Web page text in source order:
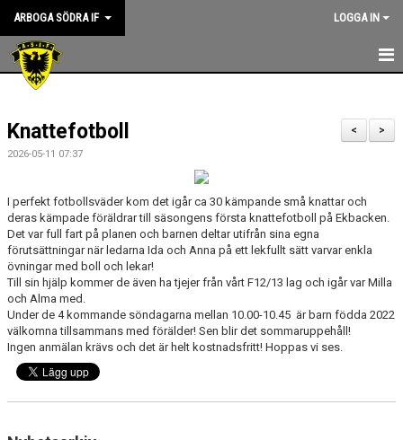
ARBOGA SÖDRA IF LOGGA IN
HEM
KANSLIET
OM KLUBBEN
ASIF RIKTLINJER
STYRELSEN
KONTAKT
SPONSORER
KALENDER
>
<
Knattefotboll
2026-05-11 07:37
I perfekt fotbollsväder kom det igår ca 30 kämpande små knattar och
deras kämpade föräldrar till säsongens första knattefotboll på Ekbacken.
Det var full fart på planen och barnen deltar utifrån sina egna
förutsättningar när ledarna Ida och Anna på ett lekfullt sätt varvar enkla
övningar med boll och lekar!
Till sin hjälp kommer de även ha tjejer från vårt F12/13 lag och igår var Milla
och Alma med.
Under de 4 kommande söndagarna mellan 10.00-10.45 är barn födda 2022
välkomna tillsammans med förälder! Sen blir det sommaruppehåll!
Ingen anmälan krävs och det är helt kostnadsfritt! Hoppas vi ses.